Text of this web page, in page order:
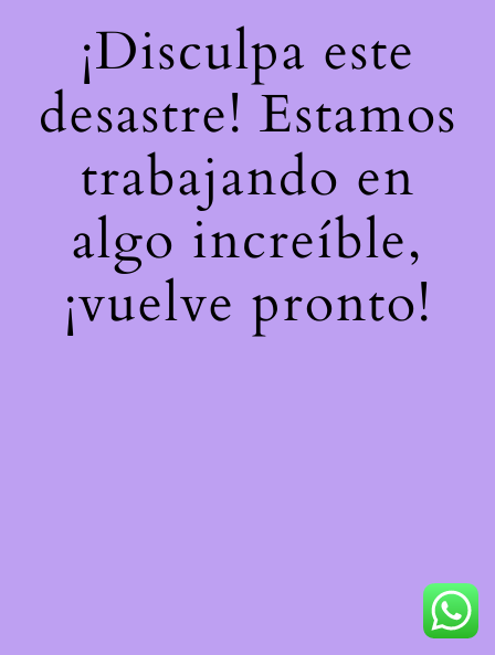
¡Disculpa este
desastre! Estamos
trabajando en
algo increíble,
¡vuelve pronto!